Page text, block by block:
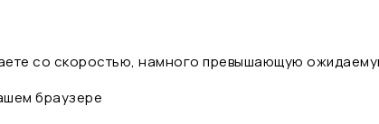
со скоростью, намного превышающую
браузере